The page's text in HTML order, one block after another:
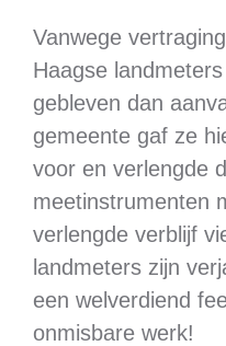
Vanwege
Haagse
gebleven dan
gemeente gaf ze
voor en verlengde
meetinstrumenten
verlengde verblijf
landmeters zijn
een welverdiend
onmisbare werk!